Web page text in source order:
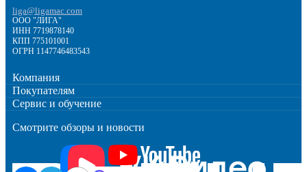
liga@ligamac.com
ООО "ЛИГА"
ИНН 7719878140
КПП 775101001
ОГРН 1147746483543
Компания
Покупателям
Сервис и обучение
Смотрите обзоры и новости